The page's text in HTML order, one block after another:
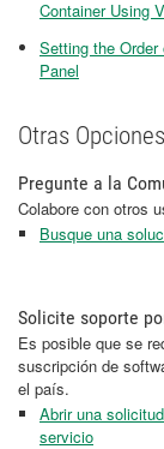
Container Using
Setting the
Panel
Otras
Pregunte a la
Colabore con otros
Busque una
Solicite soporte
Es posible que se
suscripción de
el país.
Abrir una
servicio